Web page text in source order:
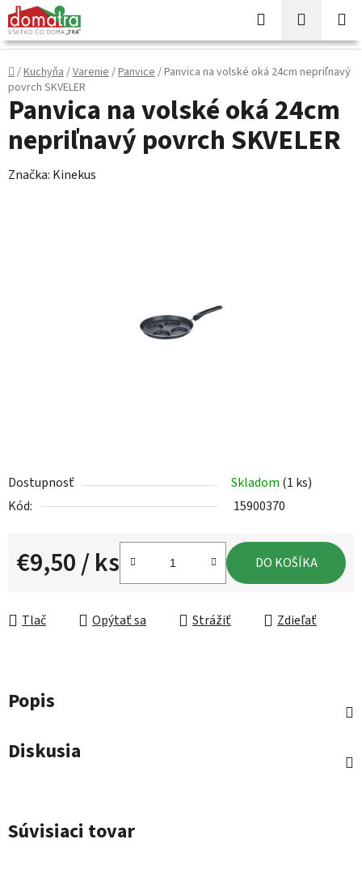
Prejsť
na
obsah
Hľadať
KOŠÍK
Domov
/Kuchyňa/Varenie/Panvice/Panvica na volské oká 24cm nepriľnavý
povrch SKVELER
Dostupnosť Skladom (1 ks)
Kód:
15900370
€9,50/ ks DO KOŠÍKA
Tlač Opýtať sa Strážiť Zdieľať
Panvica na volské oká 24cm
nepriľnavý povrch SKVELER
Značka: Kinekus
Popis
Diskusia
Súvisiaci tovar